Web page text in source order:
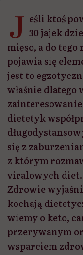
J eśli ktoś
30 jajek
mięso, a do
pojawia się
jest to
właśnie dlatego
zainteresowanie
dietetyk
się z
z którym
viralowych diet.
Zdrowie
kochają
wiemy o keto,
przerywanym
wsparciem